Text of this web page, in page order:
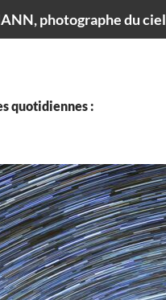
photographe du ciel
quotidiennes :